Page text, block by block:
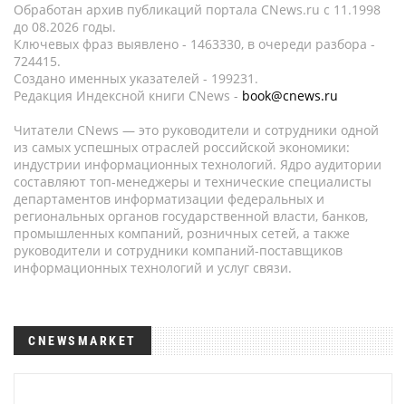
Обработан архив публикаций портала CNews.ru c 11.1998
до 08.2026 годы.
Ключевых фраз выявлено - 1463330, в очереди разбора -
724415.
Создано именных указателей - 199231.
Редакция Индексной книги CNews - book@cnews.ru
Читатели CNews — это руководители и сотрудники одной
из самых успешных отраслей российской экономики:
индустрии информационных технологий. Ядро аудитории
составляют топ-менеджеры и технические специалисты
департаментов информатизации федеральных и
региональных органов государственной власти, банков,
промышленных компаний, розничных сетей, а также
руководители и сотрудники компаний-поставщиков
информационных технологий и услуг связи.
CNEWSMARKET